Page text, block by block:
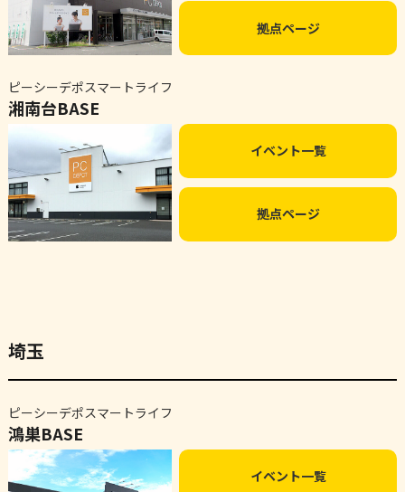
拠点ページ
ピーシーデポスマートライフ
湘南台BASE
イベント一覧
拠点ページ
埼玉
ピーシーデポスマートライフ
鴻巣BASE
イベント一覧